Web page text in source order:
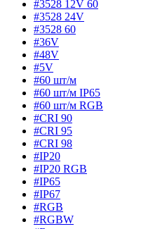
#3528 12V 60
#3528 24V
#3528 60
#36V
#48V
#5V
#60 шт/м
#60 шт/м IP65
#60 шт/м RGB
#CRI 90
#CRI 95
#CRI 98
#IP20
#IP20 RGB
#IP65
#IP67
#RGB
#RGBW